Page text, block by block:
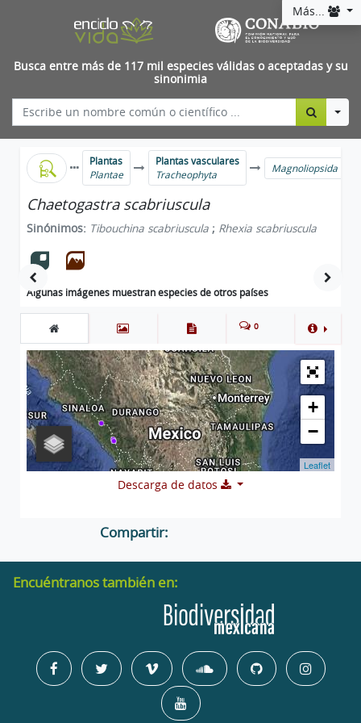
Más...
Busca entre más de 117 mil especies válidas o aceptadas y su
sinonimia
Plantas
Plantae
Plantas vasculares
Tracheophyta
Magnoliopsida
Chaetogastra scabriuscula
Sinónimos: Tibouchina scabriuscula ; Rhexia scabriuscula
Algunas imágenes muestran especies de otros países
0
+
−
Leaflet
Descarga de datos
Compartir:
Encuéntranos también en: